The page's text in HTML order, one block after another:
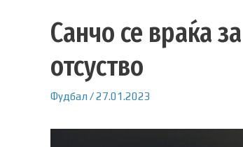
Санчо се враќа
отсуство
Фудбал /27.01.2023